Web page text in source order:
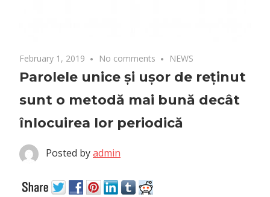
February 1, 2019 No comments NEWS
Parolele unice și ușor de reținut
sunt o metodă mai bună decât
înlocuirea lor periodică
Posted byadmin